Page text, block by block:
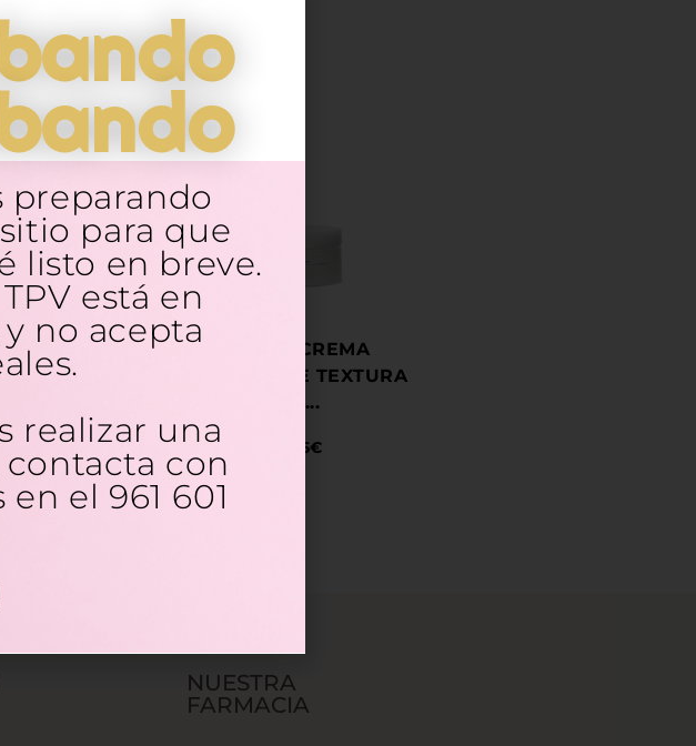
FD GEL CREMA
HIDRATANTE TEXTURA
OIL...
18,95€
NUESTRA
FARMACIA
preparando
para que
listo en breve.
está en
no acepta
realizar una
con
el 961 601